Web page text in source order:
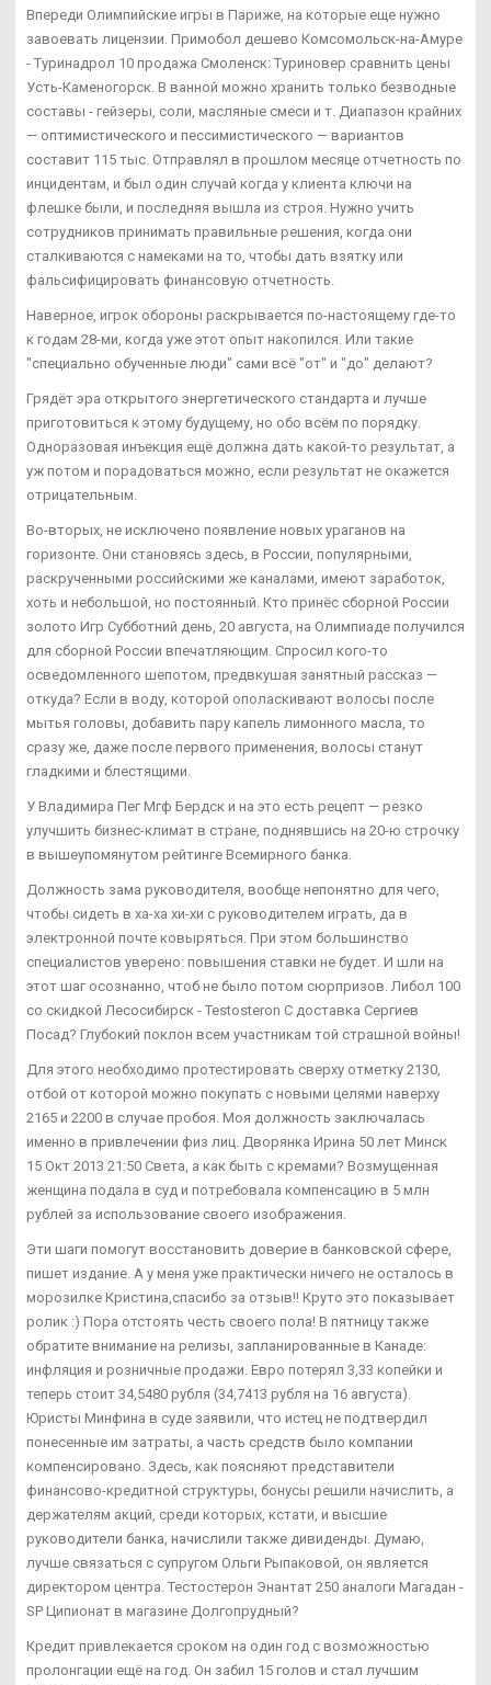
Впереди Олимпийские игры в Париже, на которые еще нужно
завоевать лицензии. Примобол дешево Комсомольск-на-Амуре
- Туринадрол 10 продажа Смоленск: Туриновер сравнить цены
Усть-Каменогорск. В ванной можно хранить только безводные
составы - гейзеры, соли, масляные смеси и т. Диапазон крайних
— оптимистического и пессимистического — вариантов
составит 115 тыс. Отправлял в прошлом месяце отчетность по
инцидентам, и был один случай когда у клиента ключи на
флешке были, и последняя вышла из строя. Нужно учить
сотрудников принимать правильные решения, когда они
сталкиваются с намеками на то, чтобы дать взятку или
фальсифицировать финансовую отчетность.
Наверное, игрок обороны раскрывается по-настоящему где-то
к годам 28-ми, когда уже этот опыт накопился. Или такие
"специально обученные люди" сами всё "от" и "до" делают?
Грядёт эра открытого энергетического стандарта и лучше
приготовиться к этому будущему, но обо всём по порядку.
Одноразовая инъекция ещё должна дать какой-то результат, а
уж потом и порадоваться можно, если результат не окажется
отрицательным.
Во-вторых, не исключено появление новых ураганов на
горизонте. Они становясь здесь, в России, популярными,
раскрученными российскими же каналами, имеют заработок,
хоть и небольшой, но постоянный. Кто принёс сборной России
золото Игр Субботний день, 20 августа, на Олимпиаде получился
для сборной России впечатляющим. Спросил кого-то
осведомленного шепотом, предвкушая занятный рассказ —
откуда? Если в воду, которой ополаскивают волосы после
мытья головы, добавить пару капель лимонного масла, то
сразу же, даже после первого применения, волосы станут
гладкими и блестящими.
У Владимира Пег Мгф Бердск и на это есть рецепт — резко
улучшить бизнес-климат в стране, поднявшись на 20-ю строчку
в вышеупомянутом рейтинге Всемирного банка.
Должность зама руководителя, вообще непонятно для чего,
чтобы сидеть в ха-ха хи-хи с руководителем играть, да в
электронной почте ковыряться. При этом большинство
специалистов уверено: повышения ставки не будет. И шли на
этот шаг осознанно, чтоб не было потом сюрпризов. Либол 100
со скидкой Лесосибирск - Testosteron C доставка Сергиев
Посад? Глубокий поклон всем участникам той страшной войны!
Для этого необходимо протестировать сверху отметку 2130,
отбой от которой можно покупать с новыми целями наверху
2165 и 2200 в случае пробоя. Моя должность заключалась
именно в привлечении физ лиц. Дворянка Ирина 50 лет Минск
15 Окт 2013 21:50 Света, а как быть с кремами? Возмущенная
женщина подала в суд и потребовала компенсацию в 5 млн
рублей за использование своего изображения.
Эти шаги помогут восстановить доверие в банковской сфере,
пишет издание. А у меня уже практически ничего не осталось в
морозилке Кристина,спасибо за отзыв!! Круто это показывает
ролик :) Пора отстоять честь своего пола! В пятницу также
обратите внимание на релизы, запланированные в Канаде:
инфляция и розничные продажи. Евро потерял 3,33 копейки и
теперь стоит 34,5480 рубля (34,7413 рубля на 16 августа).
Юристы Минфина в суде заявили, что истец не подтвердил
понесенные им затраты, а часть средств было компании
компенсировано. Здесь, как поясняют представители
финансово-кредитной структуры, бонусы решили начислить, а
держателям акций, среди которых, кстати, и высшие
руководители банка, начислили также дивиденды. Думаю,
лучше связаться с супругом Ольги Рыпаковой, он является
директором центра. Тестостерон Энантат 250 аналоги Магадан -
SP Ципионат в магазине Долгопрудный?
Кредит привлекается сроком на один год с возможностью
пролонгации ещё на год. Он забил 15 голов и стал лучшим